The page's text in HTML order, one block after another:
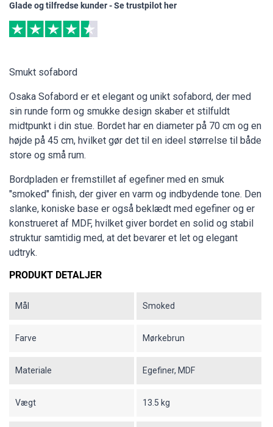
Glade og tilfredse kunder - Se trustpilot her
Smukt sofabord
Osaka Sofabord er et elegant og unikt sofabord, der med
sin runde form og smukke design skaber et stilfuldt
midtpunkt i din stue. Bordet har en diameter på 70 cm og en
højde på 45 cm, hvilket gør det til en ideel størrelse til både
store og små rum.
Bordpladen er fremstillet af egefiner med en smuk
"smoked" finish, der giver en varm og indbydende tone. Den
slanke, koniske base er også beklædt med egefiner og er
konstrueret af MDF, hvilket giver bordet en solid og stabil
struktur samtidig med, at det bevarer et let og elegant
udtryk.
PRODUKT DETALJER
Mål Smoked
Farve Mørkebrun
Materiale Egefiner, MDF
Vægt 13.5 kg